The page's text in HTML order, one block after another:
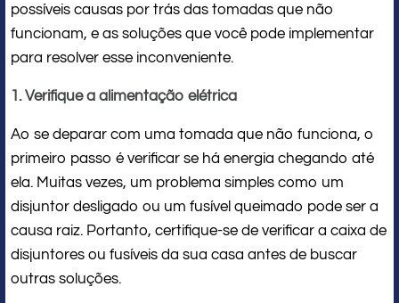
possíveis causas por trás das tomadas que não
funcionam, e as soluções que você pode implementar
para resolver esse inconveniente.
1. Verifique a alimentação elétrica
Ao se deparar com uma tomada que não funciona, o
primeiro passo é verificar se há energia chegando até
ela. Muitas vezes, um problema simples como um
disjuntor desligado ou um fusível queimado pode ser a
causa raiz. Portanto, certifique-se de verificar a caixa de
disjuntores ou fusíveis da sua casa antes de buscar
outras soluções.